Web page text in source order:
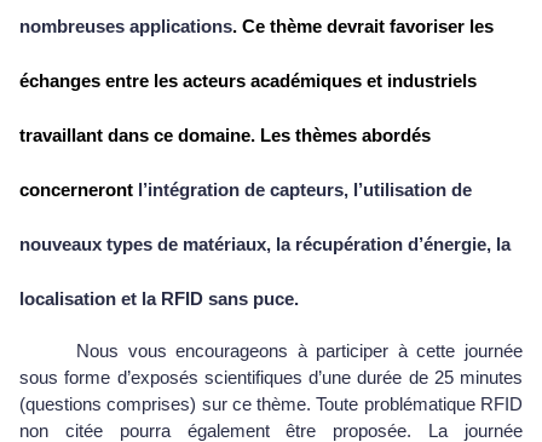
nombreuses applications. Ce thème devrait favoriser les
échanges entre les acteurs académiques et industriels
travaillant dans ce domaine. Les thèmes abordés
concerneront l’intégration de capteurs, l’utilisation de
nouveaux types de matériaux, la récupération d’énergie, la
localisation et la RFID sans puce.
Nous vous encourageons à participer à cette journée
sous forme d’exposés scientifiques d’une durée de 25 minutes
(questions comprises) sur ce thème. Toute problématique RFID
non citée pourra également être proposée. La journée